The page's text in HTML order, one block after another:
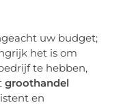
uw budget;
het is om
te hebben,
groothandel
en